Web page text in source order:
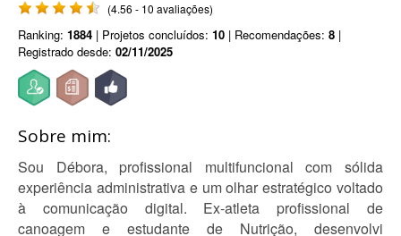
(4.56 - 10 avaliações)
Ranking: 1884 | Projetos concluídos: 10 | Recomendações: 8 |
Registrado desde: 02/11/2025
Sobre mim:
Sou Débora, profissional multifuncional com sólida
experiência administrativa e um olhar estratégico voltado
à comunicação digital. Ex-atleta profissional de
canoagem e estudante de Nutrição, desenvolvi